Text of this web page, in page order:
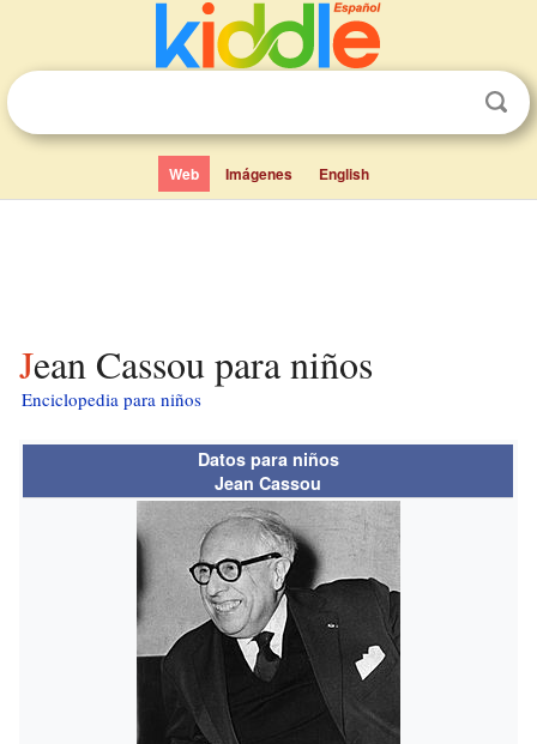
Web Imágenes English
Jean Cassou para niños
Enciclopedia para niños
Datos para niños
Jean Cassou